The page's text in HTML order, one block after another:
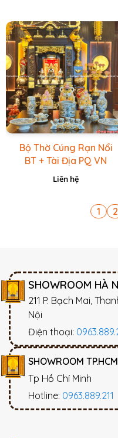
Bộ Thờ Cúng Rạn Nổi
BT + Tài Địa PQ VN
Vàng Caro
Liên hệ
1 2
SHOWROOM HÀ
211 P. Bạch Mai,
Nội
Điện thoại:
SHOWROOM TP.HCM
Tp Hồ Chí Minh
Hotline: 0963.889.211